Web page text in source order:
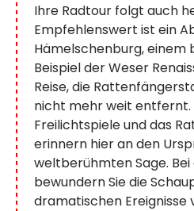
Ihre Radtour folgt auch
Empfehlenswert ist ein
Hämelschenburg, einem
Beispiel der Weser
Reise, die
nicht mehr weit
Freilichtspiele und das
erinnern hier an den
weltberühmten Sage.
bewundern Sie die
dramatischen Ereignisse